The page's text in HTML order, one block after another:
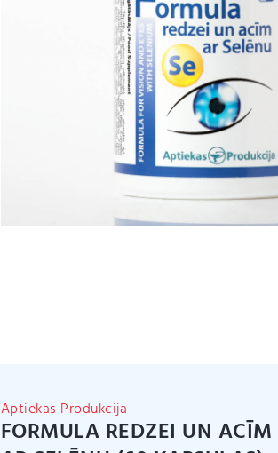
Aptiekas Produkcija
FORMULA REDZEI UN ACĪM